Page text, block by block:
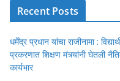
Recent Posts
धर्मेंद्र प्रधान यांचा राजीनामा :
प्रकरणात शिक्षण मंत्र्यांनी घेतली
कार्यभार